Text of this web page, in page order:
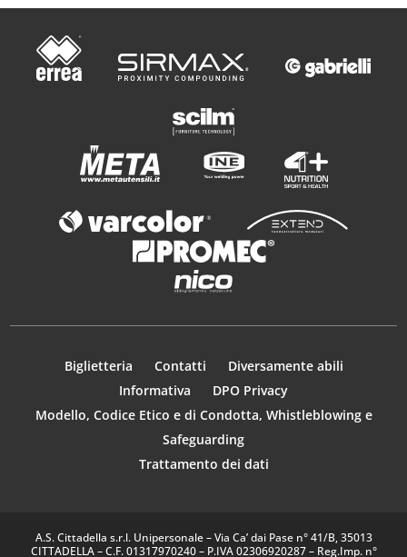
Biglietteria Contatti
Diversamente abili
Informativa
DPO Privacy
Modello, Codice Etico e di Condotta, Whistleblowing e
Safeguarding
Trattamento dei dati
A.S. Cittadella s.r.l. Unipersonale – Via Ca’ dai Pase n° 41/B, 35013
CITTADELLA – C.F. 01317970240 – P.IVA 02306920287 – Reg.Imp. n°